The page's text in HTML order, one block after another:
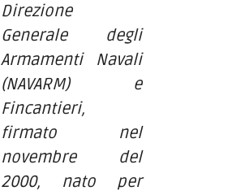
Direzione
Generale degli
Armamenti Navali
(NAVARM) e
Fincantieri,
firmato nel
novembre del
2000, nato per